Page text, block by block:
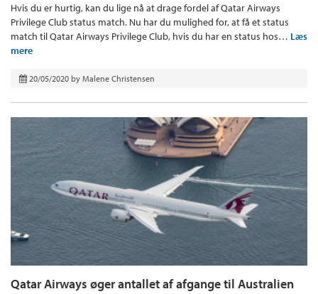
Hvis du er hurtig, kan du lige nå at drage fordel af Qatar Airways
Privilege Club status match. Nu har du mulighed for, at få et status
match til Qatar Airways Privilege Club, hvis du har en status hos… Læs
mere
20/05/2020 by Malene Christensen
Qatar Airways øger antallet af afgange til Australien